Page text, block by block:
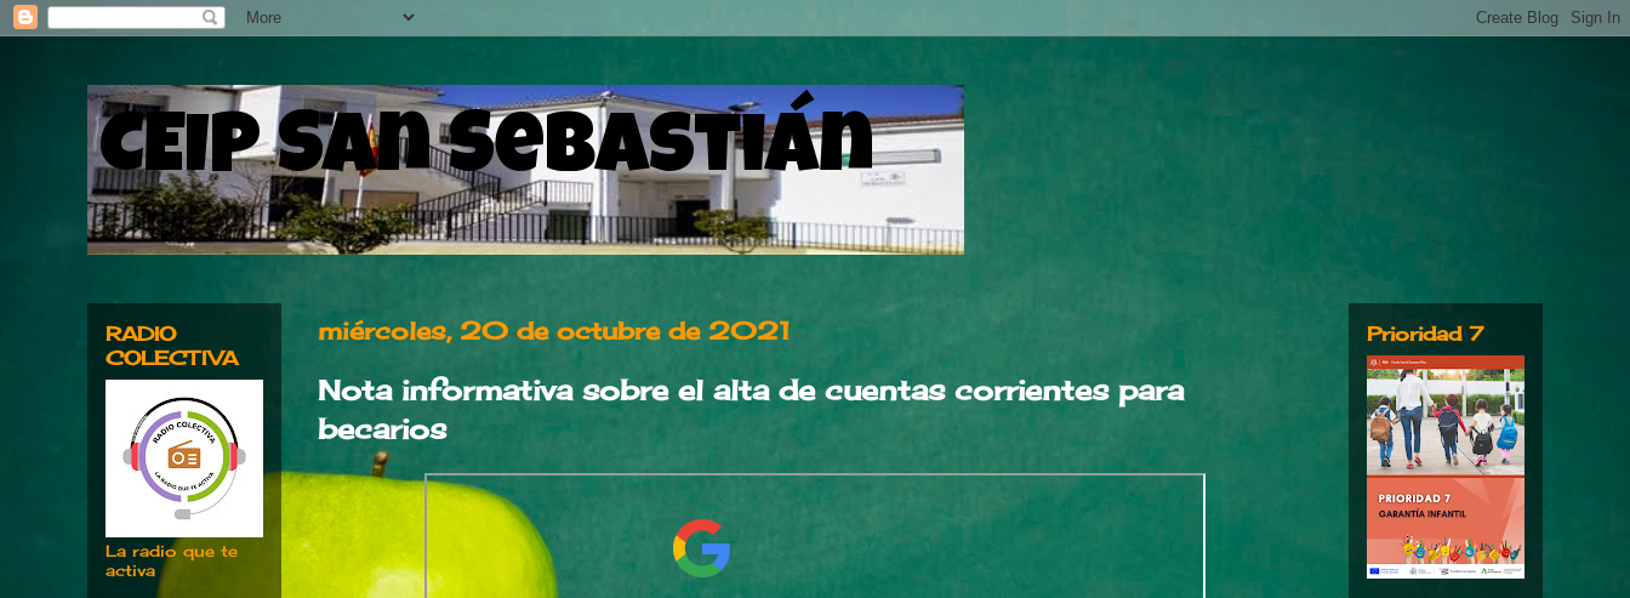
CEIP San Sebastián
miércoles, 20 de octubre de 2021
Nota informativa sobre el alta de cuentas corrientes para
becarios
RADIO
COLECTIVA
La radio que te
activa
Prioridad 7